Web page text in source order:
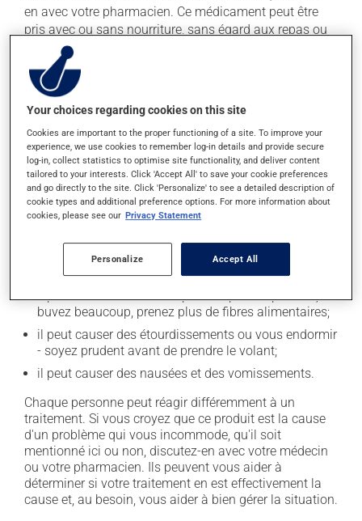
en avec votre pharmacien. Ce médicament peut être
pris avec ou sans nourriture, sans égard aux repas ou
aux collations.
La prise d'alcool peut augmenter l'effet de ce produit. Il
est donc recommandé d'éviter de prendre de l'alcool ou
des produits qui en contiennent pendant que vous
utilisez ce médicament.
Effets indésirables
En plus de ses effets recherchés, ce produit peut à
l'occasion entraîner certains effets indésirables (effets
secondaires), notamment :
il peut rendre la bouche sèche;
il peut causer de la constipation - pour la prévenir,
buvez beaucoup, prenez plus de fibres alimentaires;
il peut causer des étourdissements ou vous endormir
- soyez prudent avant de prendre le volant;
il peut causer des nausées et des vomissements.
Chaque personne peut réagir différemment à un
traitement. Si vous croyez que ce produit est la cause
d'un problème qui vous incommode, qu'il soit
mentionné ici ou non, discutez-en avec votre médecin
ou votre pharmacien. Ils peuvent vous aider à
déterminer si votre traitement en est effectivement la
cause et, au besoin, vous aider à bien gérer la situation.
Your choices regarding cookies on this site
Cookies are important to the proper functioning of a site. To improve your
experience, we use cookies to remember log-in details and provide secure
log-in, collect statistics to optimise site functionality, and deliver content
tailored to your interests. Click 'Accept All' to save your cookie preferences
and go directly to the site. Click 'Personalize' to see a detailed description of
cookie types and additional preference options. For more information about
cookies, please see our Privacy Statement
Personalize Accept All